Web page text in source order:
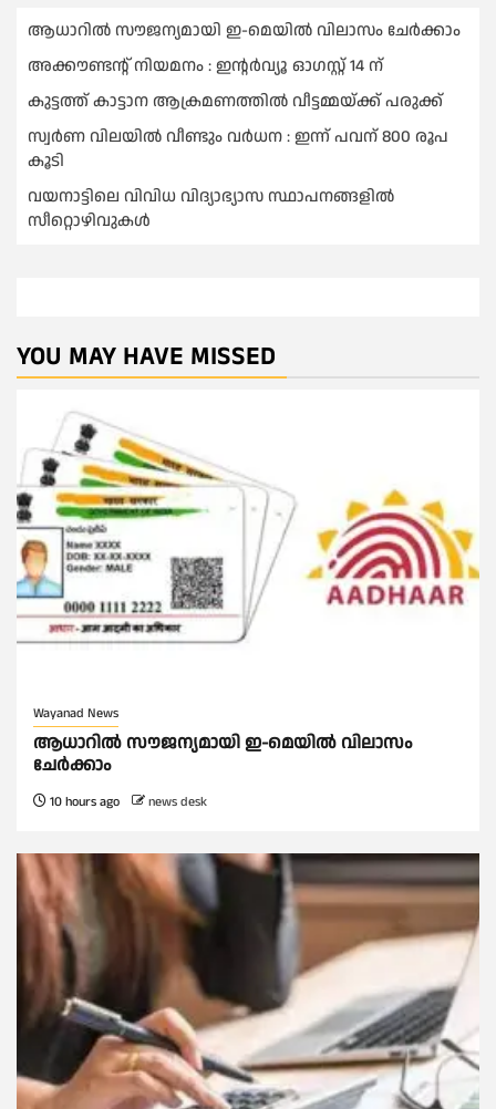
ആധാറിൽ സൗജന്യമായി ഇ-മെയിൽ വിലാസം ചേർക്കാം
അക്കൗണ്ടന്റ് നിയമനം : ഇൻ്റർവ്യൂ ഓഗസ്റ്റ് 14 ന്
കുട്ടത്ത് കാട്ടാന ആക്രമണത്തിൽ വീട്ടമ്മയ്ക്ക് പരുക്ക്
സ്വർണ വിലയില്‍ വീണ്ടും വർധന : ഇന്ന് പവന് 800 രൂപ
കൂടി
വയനാട്ടിലെ വിവിധ വിദ്യാഭ്യാസ സ്ഥാപനങ്ങളിൽ
സീറ്റൊഴിവുകൾ
YOU MAY HAVE MISSED
Wayanad News
ആധാറിൽ സൗജന്യമായി ഇ-മെയിൽ വിലാസം
ചേർക്കാം
10 hours ago news desk